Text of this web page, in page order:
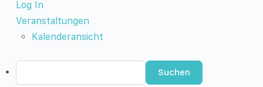
Log In
Veranstaltungen
Kalenderansicht
Suchen